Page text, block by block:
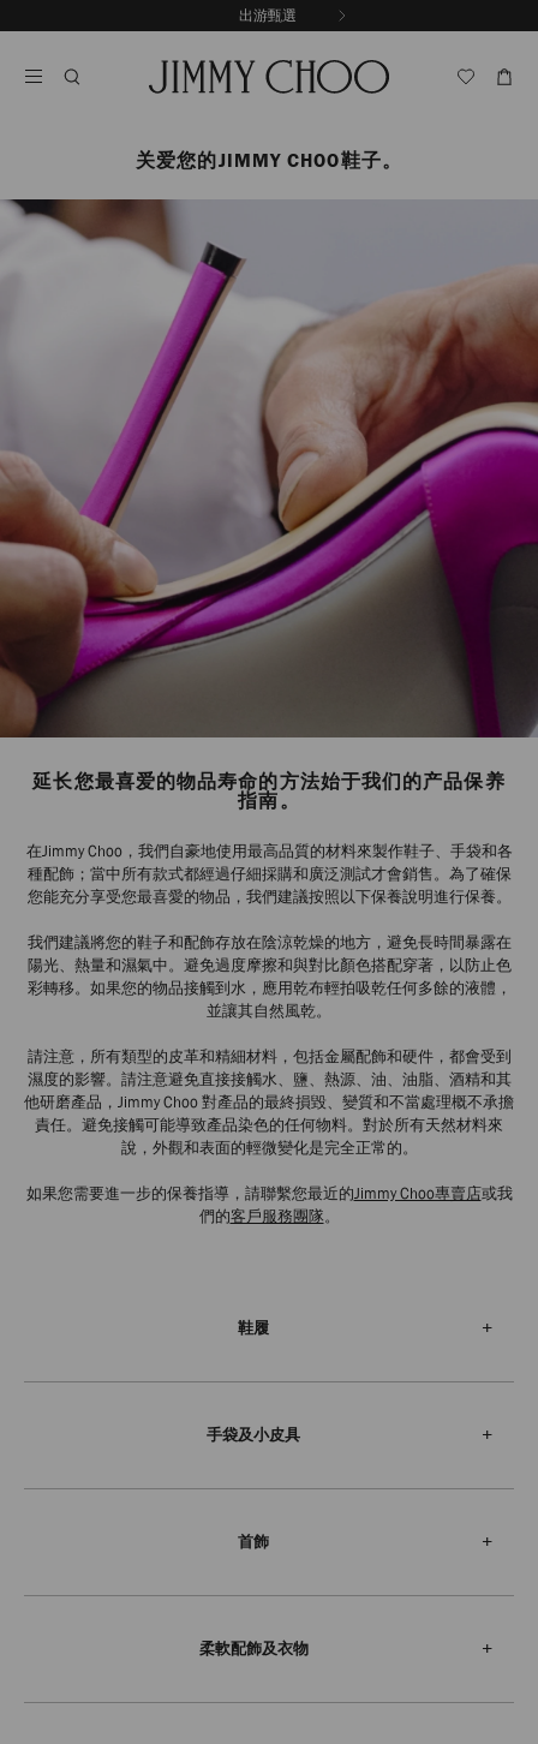
至
出游甄選
关爱您的JIMMY CHOO鞋子。
延长您最喜爱的物品寿命的方法始于我们的产品保养
指南。
在Jimmy Choo，我們自豪地使用最高品質的材料來製作鞋子、手袋和各
種配飾；當中所有款式都經過仔細採購和廣泛測試才會銷售。為了確保
您能充分享受您最喜愛的物品，我們建議按照以下保養說明進行保養。
我們建議將您的鞋子和配飾存放在陰涼乾燥的地方，避免長時間暴露在
陽光、熱量和濕氣中。避免過度摩擦和與對比顏色搭配穿著，以防止色
彩轉移。如果您的物品接觸到水，應用乾布輕拍吸乾任何多餘的液體，
並讓其自然風乾。
請注意，所有類型的皮革和精細材料，包括金屬配飾和硬件，都會受到
濕度的影響。請注意避免直接接觸水、鹽、熱源、油、油脂、酒精和其
他研磨產品，Jimmy Choo 對產品的最終損毀、變質和不當處理概不承擔
責任。避免接觸可能導致產品染色的任何物料。對於所有天然材料來
說，外觀和表面的輕微變化是完全正常的。
如果您需要進一步的保養指導，請聯繫您最近的Jimmy Choo專賣店或我
們的客戶服務團隊。
鞋履
手袋及小皮具
首飾
柔軟配飾及衣物